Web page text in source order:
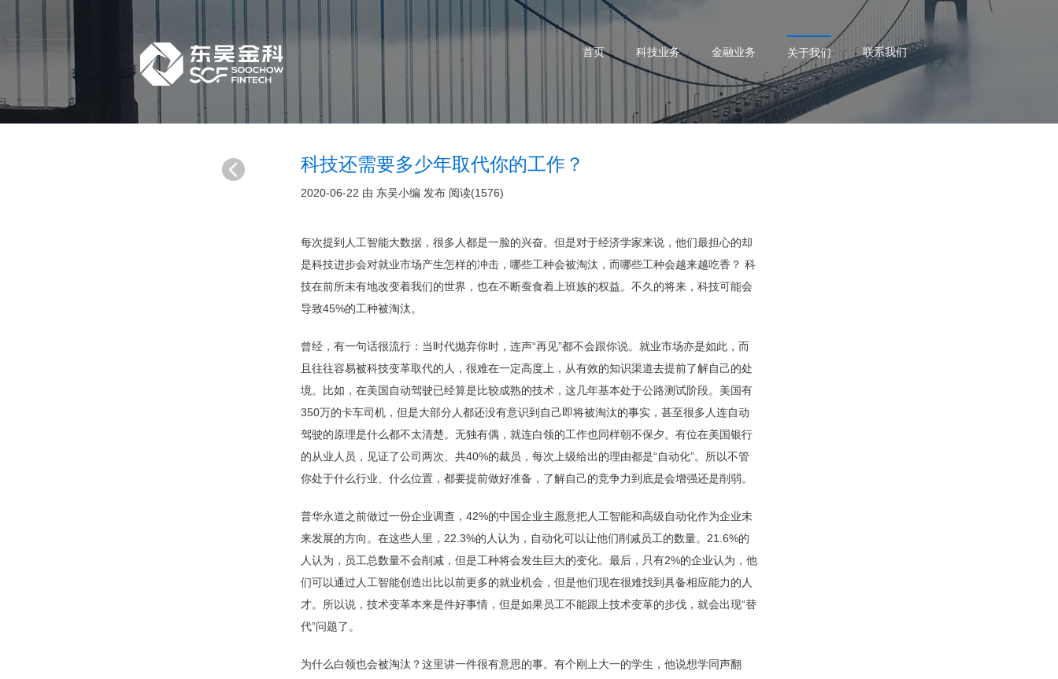
首页 科技业务 金融业务 关于我们 联系我们
科技还需要多少年取代你的工作？
2020-06-22 由 东吴小编 发布 阅读(1576)
每次提到人工智能大数据，很多人都是一脸的兴奋。但是对于经济学家来说，他们最担心的却
是科技进步会对就业市场产生怎样的冲击，哪些工种会被淘汰，而哪些工种会越来越吃香？ 科
技在前所未有地改变着我们的世界，也在不断蚕食着上班族的权益。不久的将来，科技可能会
导致45%的工种被淘汰。
曾经，有一句话很流行：当时代抛弃你时，连声“再见”都不会跟你说。就业市场亦是如此，而
且往往容易被科技变革取代的人，很难在一定高度上，从有效的知识渠道去提前了解自己的处
境。比如，在美国自动驾驶已经算是比较成熟的技术，这几年基本处于公路测试阶段。美国有
350万的卡车司机，但是大部分人都还没有意识到自己即将被淘汰的事实，甚至很多人连自动
驾驶的原理是什么都不太清楚。无独有偶，就连白领的工作也同样朝不保夕。有位在美国银行
的从业人员，见证了公司两次、共40%的裁员，每次上级给出的理由都是“自动化”。所以不管
你处于什么行业、什么位置，都要提前做好准备，了解自己的竞争力到底是会增强还是削弱。
普华永道之前做过一份企业调查，42%的中国企业主愿意把人工智能和高级自动化作为企业未
来发展的方向。在这些人里，22.3%的人认为，自动化可以让他们削减员工的数量。21.6%的
人认为，员工总数量不会削减，但是工种将会发生巨大的变化。最后，只有2%的企业认为，他
们可以通过人工智能创造出比以前更多的就业机会，但是他们现在很难找到具备相应能力的人
才。所以说，技术变革本来是件好事情，但是如果员工不能跟上技术变革的步伐，就会出现“替
代”问题了。
为什么白领也会被淘汰？这里讲一件很有意思的事。有个刚上大一的学生，他说想学同声翻